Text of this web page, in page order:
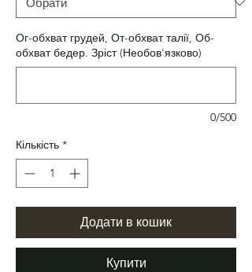
Ог-обхват грудей, От-обхват талії, Об-
обхват бедер. Зріст (Необов'язково)
0/500
Кількість *
Додати в кошик
Купити